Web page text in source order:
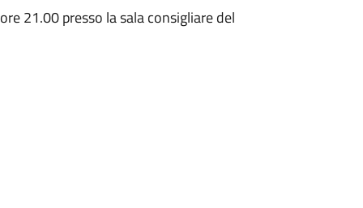
21.00 presso la sala consigliare del